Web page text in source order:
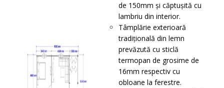
de 150mm și căptușită cu
lambriu din interior.
Tâmplărie exterioară
tradițională din lemn
prevăzută cu sticlă
termopan de grosime de
16mm respectiv cu
obloane la ferestre.